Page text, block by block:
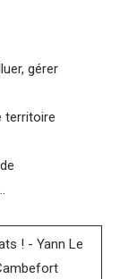
gérer
territoire